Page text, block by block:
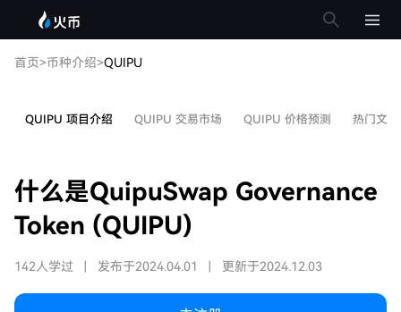
首页>币种介绍>QUIPU
QUIPU 项目介绍 QUIPU 交易市场 QUIPU 价格预测 热门文章
什么是QuipuSwap Governance
Token (QUIPU)
142人学过 发布于2024.04.01 更新于2024.12.03